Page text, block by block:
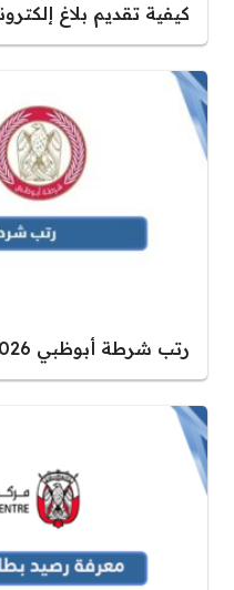
كيفية تقديم بلاغ
رتب شرطة أبوظبي 2026